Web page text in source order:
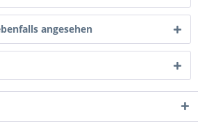
angesehen